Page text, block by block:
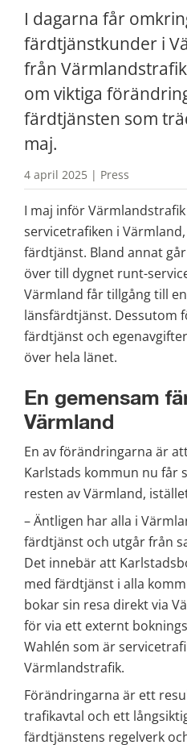
I dagarna får
färdtjänstkunder i
från
om viktiga
färdtjänsten som
maj.
4 april 2025 | Press
I maj inför
servicetrafiken i
färdtjänst. Bland annat
över till dygnet runt-
Värmland får tillgång till
länsfärdtjänst. Dessutom
färdtjänst och
över hela länet.
En gemensam
Värmland
En av förändringarna är
Karlstads kommun nu får
resten av Värmland,
– Äntligen har alla i
färdtjänst och utgår från
Det innebär att
med färdtjänst i alla
bokar sin resa direkt via
för via ett externt
Wahlén som är
Värmlandstrafik.
Förändringarna är ett
trafikavtal och ett
färdtjänstens regelverk